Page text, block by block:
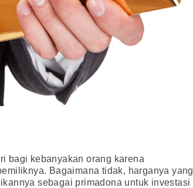
bagi kebanyakan orang karena
Bagaimana tidak, harganya yang
sebagai primadona untuk investasi